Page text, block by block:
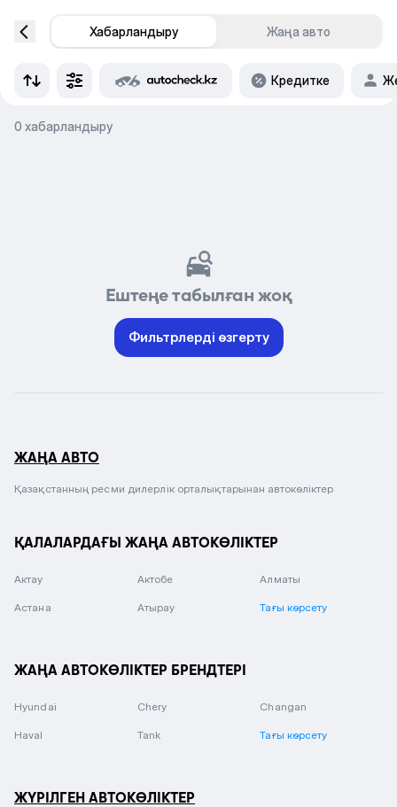
Хабарландыру Жаңа авто
Кредитке
0 хабарландыру
Ештеңе табылған жоқ
Фильтрлерді өзгерту
ЖАҢА АВТО
Қазақстанның ресми дилерлік орталықтарынан автокөліктер
ҚАЛАЛАРДАҒЫ ЖАҢА АВТОКӨЛІКТЕР
Актау Актобе Алматы
Астана Атырау Тағы көрсету
ЖАҢА АВТОКӨЛІКТЕР БРЕНДТЕРІ
Hyundai Chery Changan
Haval Tank Тағы көрсету
ЖҮРІЛГЕН АВТОКӨЛІКТЕР